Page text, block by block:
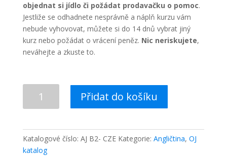
objednat si jídlo či požádat prodavačku o pomoc.
Jestliže se odhadnete nesprávně a náplň kurzu vám
nebude vyhovovat, můžete si do 14 dnů vybrat jiný
kurz nebo požádat o vrácení peněz. Nic neriskujete,
neváhejte a zkuste to.
množství
Přidat do košíku
Katalogové číslo: AJ B2- CZE Kategorie: Angličtina, OJ
katalog